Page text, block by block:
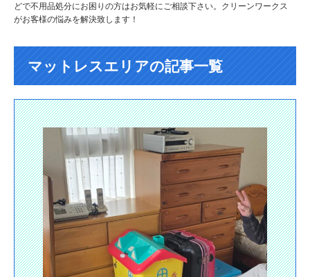
どで不用品処分にお困りの方はお気軽にご相談下さい。クリーンワークス
がお客様の悩みを解決致します！
マットレスエリアの記事一覧